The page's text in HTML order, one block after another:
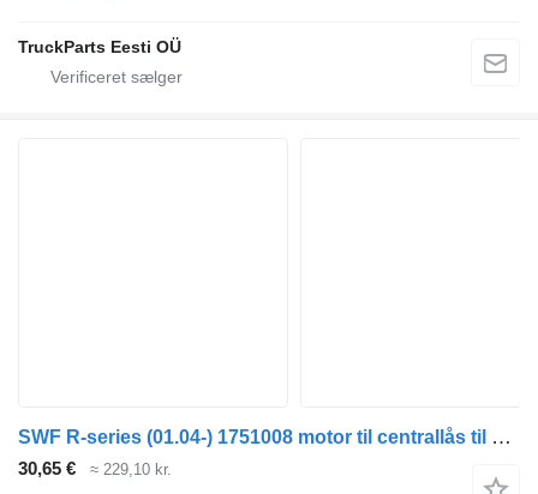
TruckParts Eesti OÜ
SWF R-series (01.04-) 1751008 motor til centrallås til Scania P,G,R,T-series (2004-2017) trækker
30,65 € ≈ 229,10 kr.